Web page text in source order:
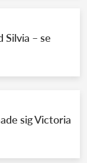
Silvia – se
sig Victoria